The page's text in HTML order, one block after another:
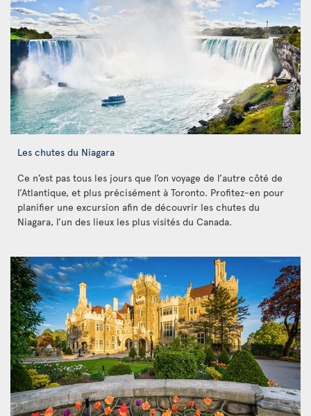
Les chutes du Niagara
Ce n’est pas tous les jours que l’on voyage de l’autre côté de
l’Atlantique, et plus précisément à Toronto. Profitez-en pour
planifier une excursion afin de découvrir les chutes du
Niagara, l’un des lieux les plus visités du Canada.